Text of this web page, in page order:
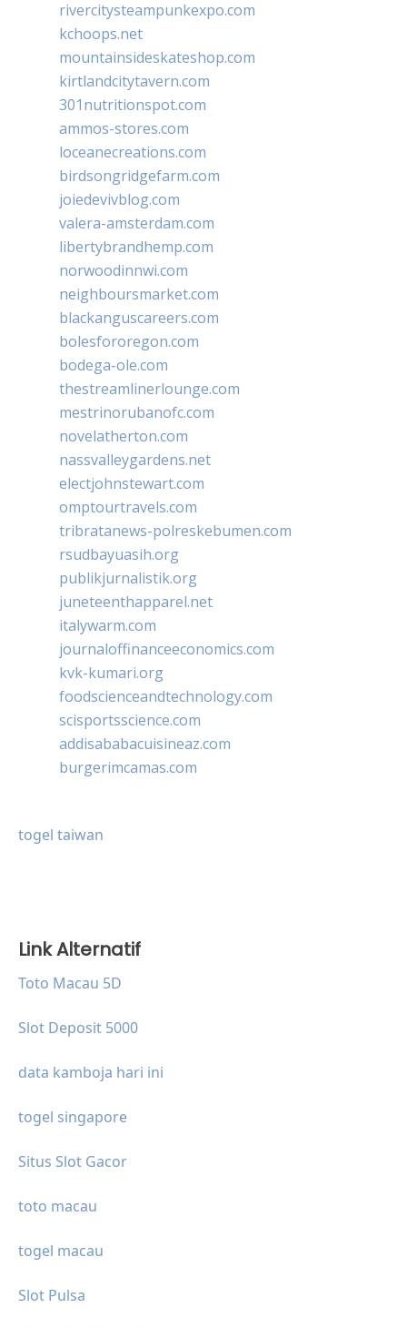
rivercitysteampunkexpo.com
kchoops.net
mountainsideskateshop.com
kirtlandcitytavern.com
301nutritionspot.com
ammos-stores.com
loceanecreations.com
birdsongridgefarm.com
joiedevivblog.com
valera-amsterdam.com
libertybrandhemp.com
norwoodinnwi.com
neighboursmarket.com
blackanguscareers.com
bolesfororegon.com
bodega-ole.com
thestreamlinerlounge.com
mestrinorubanofc.com
novelatherton.com
nassvalleygardens.net
electjohnstewart.com
omptourtravels.com
tribratanews-polreskebumen.com
rsudbayuasih.org
publikjurnalistik.org
juneteenthapparel.net
italywarm.com
journaloffinanceeconomics.com
kvk-kumari.org
foodscienceandtechnology.com
scisportsscience.com
addisababacuisineaz.com
burgerimcamas.com
togel taiwan
Link Alternatif
Toto Macau 5D
Slot Deposit 5000
data kamboja hari ini
togel singapore
Situs Slot Gacor
toto macau
togel macau
Slot Pulsa